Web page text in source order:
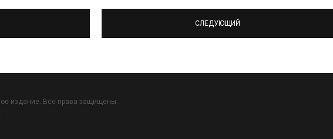
СЛЕДУЮЩИЙ
издание. Все права защищены.